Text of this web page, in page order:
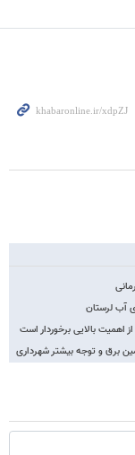
آب لرستان
اهمیت بالایی برخوردار است
برق و توجه بیشتر شهرداری